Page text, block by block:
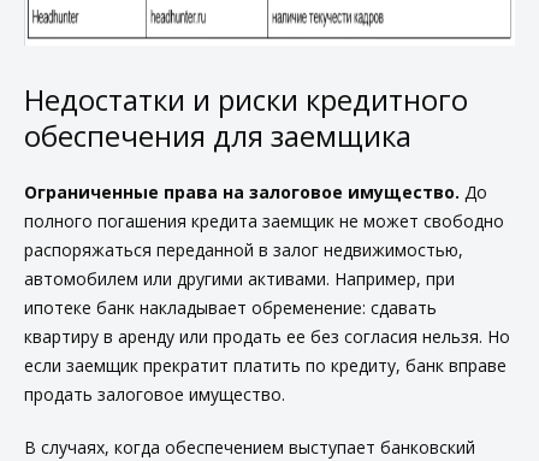
Недостатки и риски кредитного
обеспечения для заемщика
Ограниченные права на залоговое имущество. До
полного погашения кредита заемщик не может свободно
распоряжаться переданной в залог недвижимостью,
автомобилем или другими активами. Например, при
ипотеке банк накладывает обременение: сдавать
квартиру в аренду или продать ее без согласия нельзя. Но
если заемщик прекратит платить по кредиту, банк вправе
продать залоговое имущество.
В случаях, когда обеспечением выступает банковский